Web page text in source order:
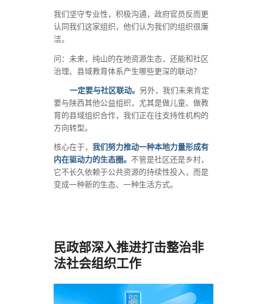
我们坚守专业性，积极沟通，政府官员反而更
认同我们这家组织，他们认为我们的组织很廉
洁。
问：未来，纯山的在地资源生态，还能和社区
治理、县域教育体系产生哪些更深的联动？
一定要与社区联动。 另外，我们未来肯定
要与陕西其他公益组织，尤其是做儿童、做教
育的县域组织合作，我们正在往支持性机构的
方向转型。
核心在于， 我们努力推动一种本地力量形成有
内在驱动力的生态圈。 不管是社区还是乡村，
它不长久依赖于公共资源的持续性投入，而是
变成一种新的生态、一种生活方式。
民政部深入推进打击整治非
法社会组织工作